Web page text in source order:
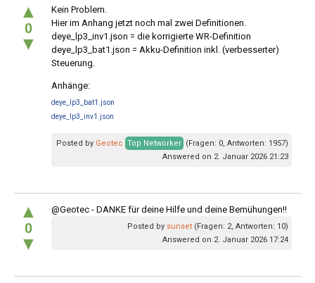
▲
0
▼
Kein Problem.
Hier im Anhang jetzt noch mal zwei Definitionen.
deye_lp3_inv1.json = die korrigierte WR-Definition
deye_lp3_bat1.json = Akku-Definition inkl. (verbesserter)
Steuerung.
Anhänge:
deye_lp3_bat1.json
deye_lp3_inv1.json
Posted by Geotec Top Networker (Fragen: 0, Antworten: 1957)
Answered on 2. Januar 2026 21:23
▲
0
▼
@Geotec - DANKE für deine Hilfe und deine Bemühungen!!
Posted by sunset (Fragen: 2, Antworten: 10)
Answered on 2. Januar 2026 17:24